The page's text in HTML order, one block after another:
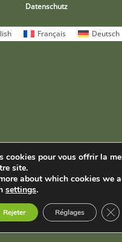
Datenschutz
cookies pour vous offrir la
site.
about which cookies we
settings.
Rejeter Réglages
Français Deutsch